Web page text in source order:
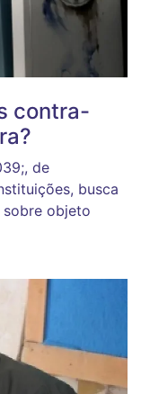
contra-
de
busca
objeto